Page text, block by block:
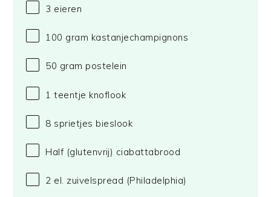
3 eieren
100 gram kastanjechampignons
50 gram postelein
1 teentje knoflook
8 sprietjes bieslook
Half (glutenvrij) ciabattabrood
2 el. zuivelspread (Philadelphia)